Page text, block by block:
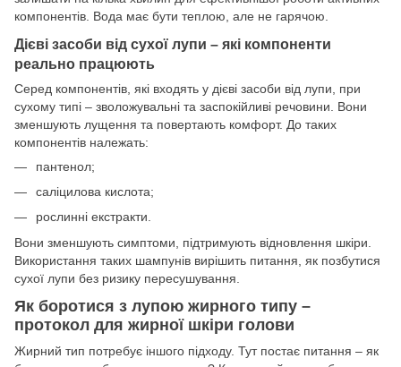
компонентів. Вода має бути теплою, але не гарячою.
Дієві засоби від сухої лупи – які компоненти
реально працюють
Серед компонентів, які входять у дієві засоби від лупи, при
сухому типі – зволожувальні та заспокійливі речовини. Вони
зменшують лущення та повертають комфорт. До таких
компонентів належать:
пантенол;
саліцилова кислота;
рослинні екстракти.
Вони зменшують симптоми, підтримують відновлення шкіри.
Використання таких шампунів вирішить питання, як позбутися
сухої лупи без ризику пересушування.
Як боротися з лупою жирного типу –
протокол для жирної шкіри голови
Жирний тип потребує іншого підходу. Тут постає питання – як